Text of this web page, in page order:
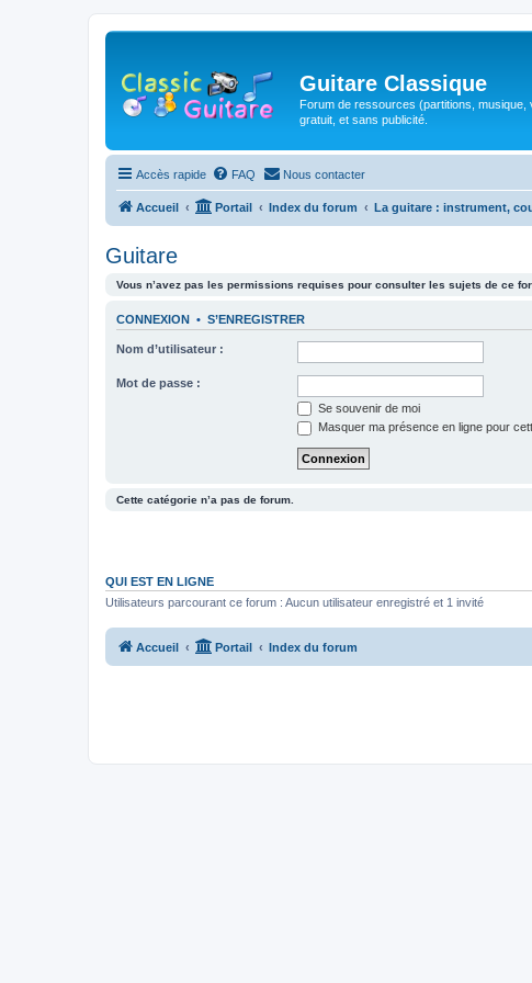
Guitare Classique
Forum de ressources (partitions,
gratuit, et sans publicité.
Accès rapide FAQ Nous contacter
Accueil Portail Index du forum La guitare : instrument,
Guitare
Vous n’avez pas les permissions requises pour consulter les sujets de ce
CONNEXION • S’ENREGISTRER
Nom d’utilisateur :
Mot de passe :
Se souvenir de moi
Masquer ma présence en ligne pour
Cette catégorie n’a pas de forum.
QUI EST EN LIGNE
Utilisateurs parcourant ce forum : Aucun utilisateur enregistré et 1 invité
Accueil Portail Index du forum